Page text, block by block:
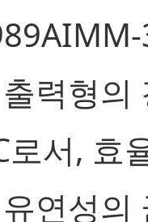
력형의
로서, 효
연성의